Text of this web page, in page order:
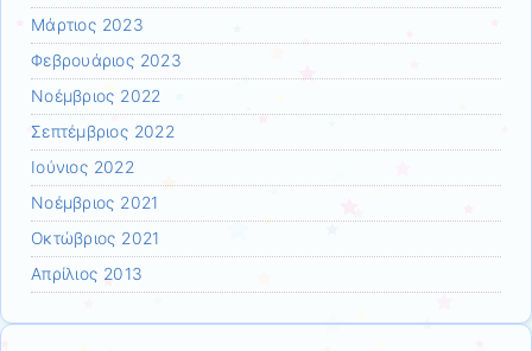
Μάρτιος 2023
Φεβρουάριος 2023
Νοέμβριος 2022
Σεπτέμβριος 2022
Ιούνιος 2022
Νοέμβριος 2021
Οκτώβριος 2021
Απρίλιος 2013